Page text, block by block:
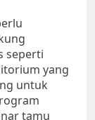
seperti
yang
untuk
tamu